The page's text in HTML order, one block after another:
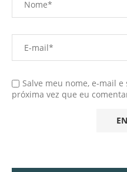
Salve meu nome, e-mail
próxima vez que eu